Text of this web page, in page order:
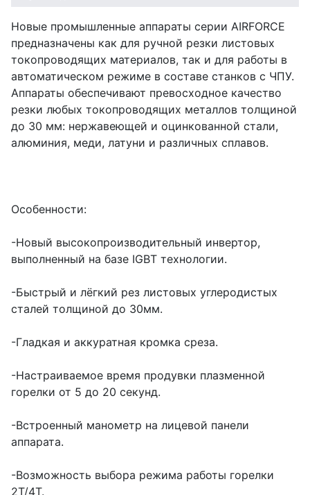
Новые промышленные аппараты серии AIRFORCE
предназначены как для ручной резки листовых
токопроводящих материалов, так и для работы в
автоматическом режиме в составе станков с ЧПУ.
Аппараты обеспечивают превосходное качество
резки любых токопроводящих металлов толщиной
до 30 мм: нержавеющей и оцинкованной стали,
алюминия, меди, латуни и различных сплавов.
Особенности:
-Новый высокопроизводительный инвертор,
выполненный на базе IGBT технологии.
-Быстрый и лёгкий рез листовых углеродистых
сталей толщиной до 30мм.
-Гладкая и аккуратная кромка среза.
-Настраиваемое время продувки плазменной
горелки от 5 до 20 секунд.
-Встроенный манометр на лицевой панели
аппарата.
-Возможность выбора режима работы горелки
2Т/4Т.